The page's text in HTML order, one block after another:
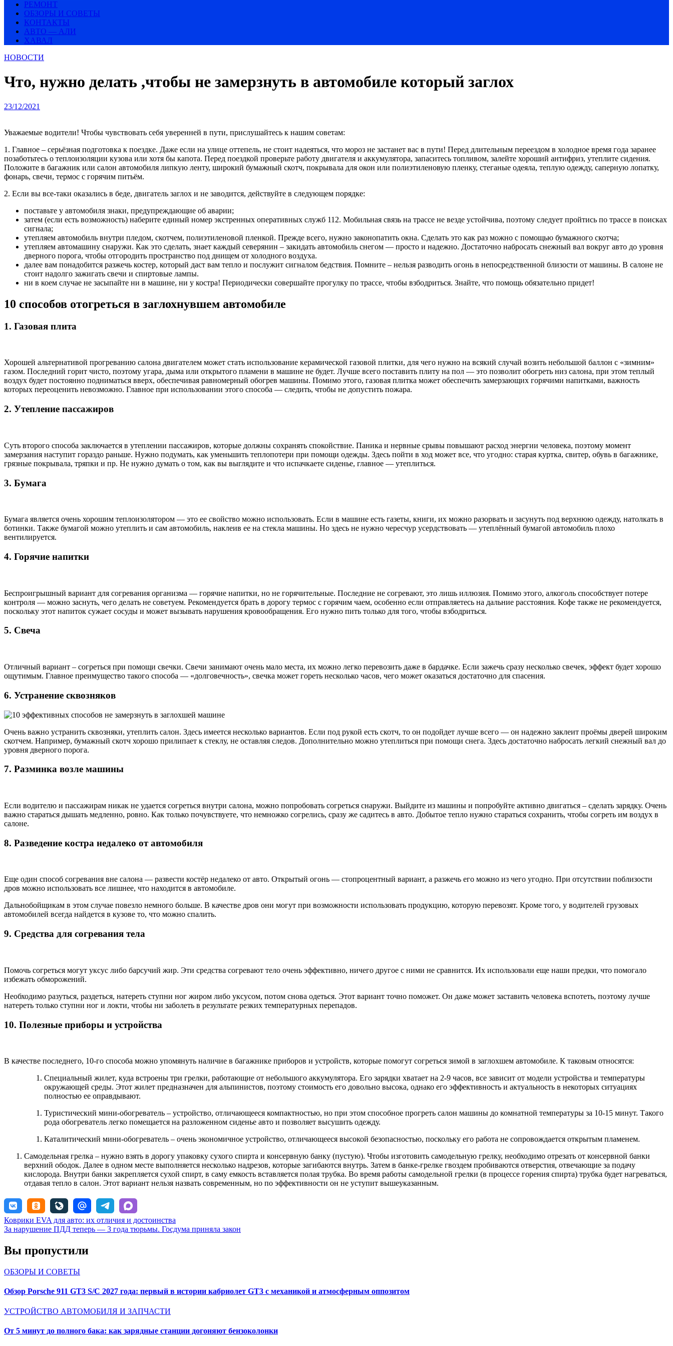
РЕМОНТ
ОБЗОРЫ И СОВЕТЫ
КОНТАКТЫ
АВТО — АЛИ
ХАВАЛ
НОВОСТИ
Что, нужно делать ,чтобы не замерзнуть в автомобиле который заглох
23/12/2021
Уважаемые водители! Чтобы чувствовать себя уверенней в пути, прислушайтесь к нашим советам:
1. Главное – серьёзная подготовка к поездке. Даже если на улице оттепель, не стоит надеяться, что мороз не застанет вас в пути! Перед длительным переездом в холодное время года заранее
позаботьтесь о теплоизоляции кузова или хотя бы капота. Перед поездкой проверьте работу двигателя и аккумулятора, запаситесь топливом, залейте хороший антифриз, утеплите сидения.
Положите в багажник или салон автомобиля липкую ленту, широкий бумажный скотч, покрывала для окон или полиэтиленовую пленку, стеганые одеяла, теплую одежду, саперную лопатку,
фонарь, свечи, термос с горячим питьём.
2. Если вы все-таки оказались в беде, двигатель заглох и не заводится, действуйте в следующем порядке:
поставьте у автомобиля знаки, предупреждающие об аварии;
затем (если есть возможность) наберите единый номер экстренных оперативных служб 112. Мобильная связь на трассе не везде устойчива, поэтому следует пройтись по трассе в поисках
сигнала;
утепляем автомобиль внутри пледом, скотчем, полиэтиленовой пленкой. Прежде всего, нужно законопатить окна. Сделать это как раз можно с помощью бумажного скотча;
утепляем автомашину снаружи. Как это сделать, знает каждый северянин – закидать автомобиль снегом — просто и надежно. Достаточно набросать снежный вал вокруг авто до уровня
дверного порога, чтобы отгородить пространство под днищем от холодного воздуха.
далее вам понадобится разжечь костер, который даст вам тепло и послужит сигналом бедствия. Помните – нельзя разводить огонь в непосредственной близости от машины. В салоне не
стоит надолго зажигать свечи и спиртовые лампы.
ни в коем случае не засыпайте ни в машине, ни у костра! Периодически совершайте прогулку по трассе, чтобы взбодриться. Знайте, что помощь обязательно придет!
10 способов отогреться в заглохнувшем автомобиле
1. Газовая плита
Хорошей альтернативой прогреванию салона двигателем может стать использование керамической газовой плитки, для чего нужно на всякий случай возить небольшой баллон с «зимним»
газом. Последний горит чисто, поэтому угара, дыма или открытого пламени в машине не будет. Лучше всего поставить плиту на пол — это позволит обогреть низ салона, при этом теплый
воздух будет постоянно подниматься вверх, обеспечивая равномерный обогрев машины. Помимо этого, газовая плитка может обеспечить замерзающих горячими напитками, важность
которых переоценить невозможно. Главное при использовании этого способа — следить, чтобы не допустить пожара.
2. Утепление пассажиров
Суть второго способа заключается в утеплении пассажиров, которые должны сохранять спокойствие. Паника и нервные срывы повышают расход энергии человека, поэтому момент
замерзания наступит гораздо раньше. Нужно подумать, как уменьшить теплопотери при помощи одежды. Здесь пойти в ход может все, что угодно: старая куртка, свитер, обувь в багажнике,
грязные покрывала, тряпки и пр. Не нужно думать о том, как вы выглядите и что испачкаете сиденье, главное — утеплиться.
3. Бумага
Бумага является очень хорошим теплоизолятором — это ее свойство можно использовать. Если в машине есть газеты, книги, их можно разорвать и засунуть под верхнюю одежду, натолкать в
ботинки. Также бумагой можно утеплить и сам автомобиль, наклеив ее на стекла машины. Но здесь не нужно чересчур усердствовать — утеплённый бумагой автомобиль плохо
вентилируется.
4. Горячие напитки
Беспроигрышный вариант для согревания организма — горячие напитки, но не горячительные. Последние не согревают, это лишь иллюзия. Помимо этого, алкоголь способствует потере
контроля — можно заснуть, чего делать не советуем. Рекомендуется брать в дорогу термос с горячим чаем, особенно если отправляетесь на дальние расстояния. Кофе также не рекомендуется,
поскольку этот напиток сужает сосуды и может вызывать нарушения кровообращения. Его нужно пить только для того, чтобы взбодриться.
5. Свеча
Отличный вариант – согреться при помощи свечки. Свечи занимают очень мало места, их можно легко перевозить даже в бардачке. Если зажечь сразу несколько свечек, эффект будет хорошо
ощутимым. Главное преимущество такого способа — «долговечность», свечка может гореть несколько часов, чего может оказаться достаточно для спасения.
6. Устранение сквозняков
Очень важно устранить сквозняки, утеплить салон. Здесь имеется несколько вариантов. Если под рукой есть скотч, то он подойдет лучше всего — он надежно заклеит проёмы дверей широким
скотчем. Например, бумажный скотч хорошо прилипает к стеклу, не оставляя следов. Дополнительно можно утеплиться при помощи снега. Здесь достаточно набросать легкий снежный вал до
уровня дверного порога.
7. Разминка возле машины
Если водителю и пассажирам никак не удается согреться внутри салона, можно попробовать согреться снаружи. Выйдите из машины и попробуйте активно двигаться – сделать зарядку. Очень
важно стараться дышать медленно, ровно. Как только почувствуете, что немножко согрелись, сразу же садитесь в авто. Добытое тепло нужно стараться сохранить, чтобы согреть им воздух в
салоне.
8. Разведение костра недалеко от автомобиля
Еще один способ согревания вне салона — развести костёр недалеко от авто. Открытый огонь — стопроцентный вариант, а разжечь его можно из чего угодно. При отсутствии поблизости
дров можно использовать все лишнее, что находится в автомобиле.
Дальнобойщикам в этом случае повезло немного больше. В качестве дров они могут при возможности использовать продукцию, которую перевозят. Кроме того, у водителей грузовых
автомобилей всегда найдется в кузове то, что можно спалить.
9. Средства для согревания тела
Помочь согреться могут уксус либо барсучий жир. Эти средства согревают тело очень эффективно, ничего другое с ними не сравнится. Их использовали еще наши предки, что помогало
избежать обморожений.
Необходимо разуться, раздеться, натереть ступни ног жиром либо уксусом, потом снова одеться. Этот вариант точно поможет. Он даже может заставить человека вспотеть, поэтому лучше
натереть только ступни ног и локти, чтобы ни заболеть в результате резких температурных перепадов.
10. Полезные приборы и устройства
В качестве последнего, 10-го способа можно упомянуть наличие в багажнике приборов и устройств, которые помогут согреться зимой в заглохшем автомобиле. К таковым относятся:
Специальный жилет, куда встроены три грелки, работающие от небольшого аккумулятора. Его зарядки хватает на 2-9 часов, все зависит от модели устройства и температуры
окружающей среды. Этот жилет предназначен для альпинистов, поэтому стоимость его довольно высока, однако его эффективность и актуальность в некоторых ситуациях
полностью ее оправдывают.
Туристический мини-обогреватель – устройство, отличающееся компактностью, но при этом способное прогреть салон машины до комнатной температуры за 10-15 минут. Такого
рода обогреватель легко помещается на разложенном сиденье авто и позволяет высушить одежду.
Каталитический мини-обогреватель – очень экономичное устройство, отличающееся высокой безопасностью, поскольку его работа не сопровождается открытым пламенем.
Самодельная грелка – нужно взять в дорогу упаковку сухого спирта и консервную банку (пустую). Чтобы изготовить самодельную грелку, необходимо отрезать от консервной банки
верхний ободок. Далее в одном месте выполняется несколько надрезов, которые загибаются внутрь. Затем в банке-грелке гвоздем пробиваются отверстия, отвечающие за подачу
кислорода. Внутри банки закрепляется сухой спирт, в саму емкость вставляется полая трубка. Во время работы самодельной грелки (в процессе горения спирта) трубка будет нагреваться,
отдавая тепло в салон. Этот вариант нельзя назвать современным, но по эффективности он не уступит вышеуказанным.
Навигация
по
записям
Коврики EVA для авто: их отличия и достоинства
За нарушение ПДД теперь — 3 года тюрьмы. Госдума приняла закон
Вы пропустили
ОБЗОРЫ И СОВЕТЫ
Обзор Porsche 911 GT3 S/C 2027 года: первый в истории кабриолет GT3 с механикой и атмосферным оппозитом
УСТРОЙСТВО АВТОМОБИЛЯ И ЗАПЧАСТИ
От 5 минут до полного бака: как зарядные станции догоняют бензоколонки